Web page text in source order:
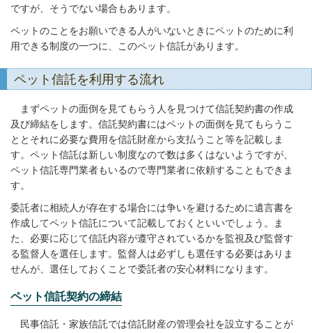
ですが、そうでない場合もあります。
ペットのことをお願いできる人がいないときにペットのために利
用できる制度の一つに、このペット信託があります。
ペット信託を利用する流れ
まずペットの面倒を見てもらう人を見つけて信託契約書の作成
及び締結をします。信託契約書にはペットの面倒を見てもらうこ
ととそれに必要な費用を信託財産から支払うこと等を記載しま
す。ペット信託は新しい制度なので数は多くはないようですが、
ペット信託専門業者もいるので専門業者に依頼することもできま
す。
委託者に相続人が存在する場合には争いを避けるために遺言書を
作成してペット信託について記載しておくといいでしょう。ま
た、必要に応じて信託内容が遵守されているかを監視及び監督す
る監督人を選任します。監督人は必ずしも選任する必要はありま
せんが、選任しておくことで委託者の安心材料になります。
ペット信託契約の締結
民事信託・家族信託では信託財産の管理会社を設立することが